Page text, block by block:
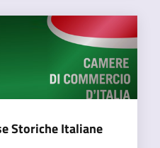
Storiche Italiane